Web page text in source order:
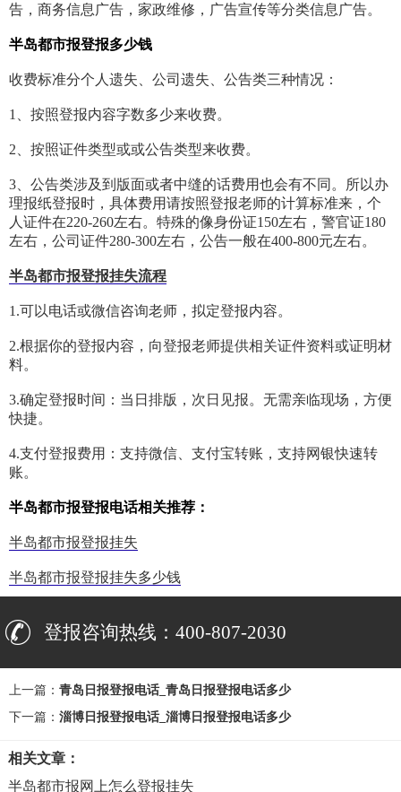
告，商务信息广告，家政维修，广告宣传等分类信息广告。
半岛都市报登报多少钱
收费标准分个人遗失、公司遗失、公告类三种情况：
1、按照登报内容字数多少来收费。
2、按照证件类型或或公告类型来收费。
3、公告类涉及到版面或者中缝的话费用也会有不同。所以办
理报纸登报时，具体费用请按照登报老师的计算标准来，个
人证件在220-260左右。特殊的像身份证150左右，警官证180
左右，公司证件280-300左右，公告一般在400-800元左右。
半岛都市报登报挂失流程
1.可以电话或微信咨询老师，拟定登报内容。
2.根据你的登报内容，向登报老师提供相关证件资料或证明材
料。
3.确定登报时间：当日排版，次日见报。无需亲临现场，方便
快捷。
4.支付登报费用：支持微信、支付宝转账，支持网银快速转
账。
半岛都市报登报电话相关推荐：
半岛都市报登报挂失
半岛都市报登报挂失多少钱
登报咨询热线：400-807-2030
上一篇： 青岛日报登报电话_青岛日报登报电话多少
下一篇： 淄博日报登报电话_淄博日报登报电话多少
相关文章：
半岛都市报网上怎么登报挂失